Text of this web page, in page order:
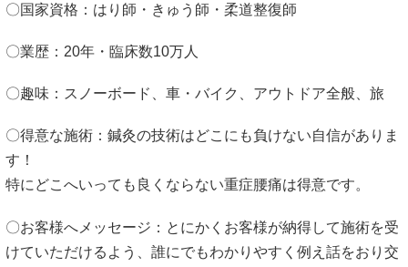
〇国家資格：はり師・きゅう師・柔道整復師
〇業歴：20年・臨床数10万人
〇趣味：スノーボード、車・バイク、アウトドア全般、旅
〇得意な施術：鍼灸の技術はどこにも負けない自信がありま
す！
特にどこへいっても良くならない重症腰痛は得意です。
〇お客様へメッセージ：とにかくお客様が納得して施術を受
けていただけるよう、誰にでもわかりやすく例え話をおり交